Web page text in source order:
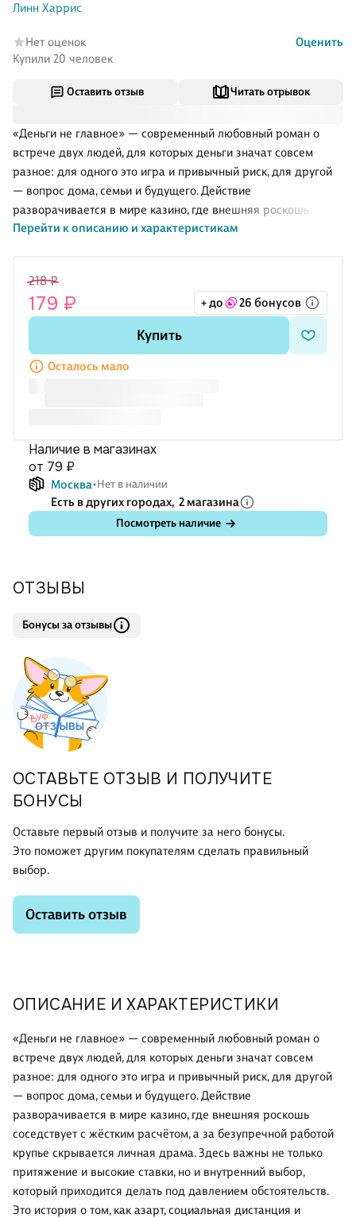
Оставить отзыв Читать отрывок
«Деньги не главное» — современный любовный роман о
встрече двух людей, для которых деньги значат совсем
разное: для одного это игра и привычный риск, для другой
— вопрос дома, семьи и будущего. Действие
разворачивается в мире казино, где внешняя роскошь
соседствует с жёстким расчётом, а за безупречной работой
который приходится делать под давлением обстоятельств.
Это история о том, как азарт, социальная дистанция и
недоверие меняют разговор о чувствах и цене ошибок.
О чём книга
Джек приходит к карточному столу не ради выигрыша:
Перейти к описанию и характеристикам
Линн Харрис
Нет оценок
Оценить
Купили 20 человек
218 ₽
179 ₽ + до 26 бонусов
Купить
Осталось мало
Наличие в магазинах
от 79 ₽
Москва Нет в наличии
Есть в других городах, 2 магазина
Посмотреть наличие
ОПИСАНИЕ И ХАРАКТЕРИСТИКИ
«Деньги не главное» — современный любовный роман о
встрече двух людей, для которых деньги значат совсем
разное: для одного это игра и привычный риск, для другой
— вопрос дома, семьи и будущего. Действие
разворачивается в мире казино, где внешняя роскошь
соседствует с жёстким расчётом, а за безупречной работой
крупье скрывается личная драма. Здесь важны не только
притяжение и высокие ставки, но и внутренний выбор,
который приходится делать под давлением обстоятельств.
Это история о том, как азарт, социальная дистанция и
ОТЗЫВЫ
Бонусы за отзывы
ОСТАВЬТЕ ОТЗЫВ И ПОЛУЧИТЕ
БОНУСЫ
Оставьте первый отзыв и получите за него бонусы.
Это поможет другим покупателям сделать правильный
выбор.
Оставить отзыв